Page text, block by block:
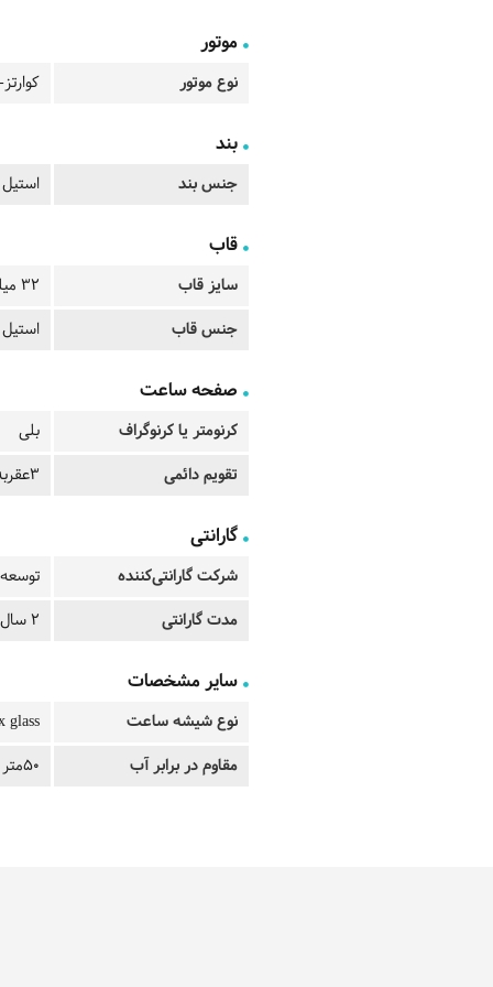
موتور
نوع موتور
بند
جنس بند استیل
قاب
سایز قاب
32 میلیمتر
جنس قاب
استیل
صفحه ساعت
کرنومتر یا کرنوگراف
بلی
تقویم دائمی
3عقربه - تقویم
گارانتی
شرکت گارانتی‌کننده
مدت گارانتی
2 سال
سایر مشخصات
نوع شیشه ساعت
glass
مقاوم در برابر آب
50متر